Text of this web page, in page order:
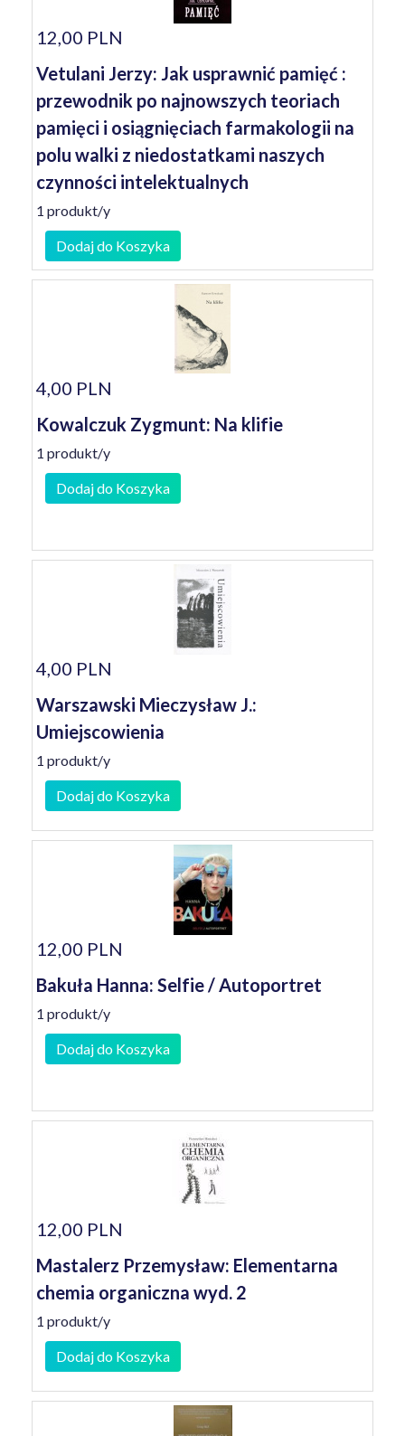
12,00 PLN
Vetulani Jerzy: Jak usprawnić pamięć :
przewodnik po najnowszych teoriach
pamięci i osiągnięciach farmakologii na
polu walki z niedostatkami naszych
czynności intelektualnych
1 produkt/y
Dodaj do Koszyka
4,00 PLN
Kowalczuk Zygmunt: Na klifie
1 produkt/y
Dodaj do Koszyka
4,00 PLN
Warszawski Mieczysław J.:
Umiejscowienia
1 produkt/y
Dodaj do Koszyka
12,00 PLN
Bakuła Hanna: Selfie / Autoportret
1 produkt/y
Dodaj do Koszyka
12,00 PLN
Mastalerz Przemysław: Elementarna
chemia organiczna wyd. 2
1 produkt/y
Dodaj do Koszyka